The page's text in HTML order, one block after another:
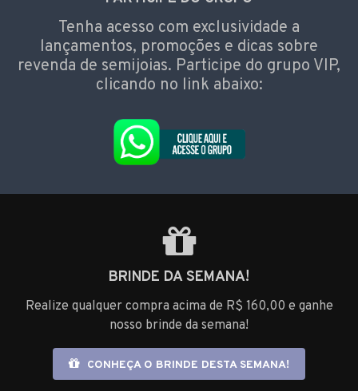
Tenha acesso com exclusividade a
lançamentos, promoções e dicas sobre
revenda de semijoias. Participe do grupo VIP,
clicando no link abaixo:
BRINDE DA SEMANA!
Realize qualquer compra acima de R$ 160,00 e ganhe
nosso brinde da semana!
CONHEÇA O BRINDE DESTA SEMANA!